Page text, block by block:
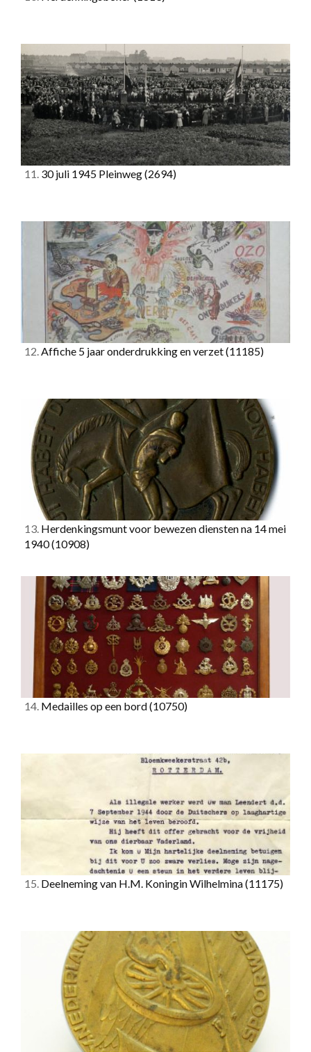
11. 30 juli 1945 Pleinweg(2694)
12.Affiche 5 jaar onderdrukking en verzet(11185)
13. Herdenkingsmunt voor bewezen diensten na 14 mei
1940(10908)
14. Medailles op een bord(10750)
15. Deelneming van H.M. Koningin Wilhelmina(11175)